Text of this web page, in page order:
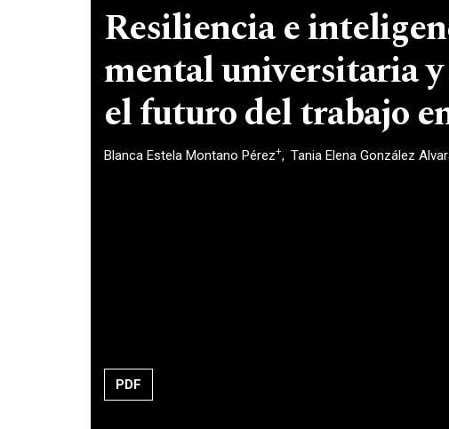
Resiliencia e
mental universitaria
el futuro del trabajo
Blanca Estela Montano Pérez+ Tania Elena González
PDF